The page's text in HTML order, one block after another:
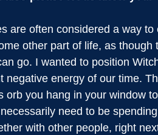
are often considered a way
other part of life, as
go. I wanted to position
negative energy of our time.
orb you hang in your window
need to be
with other people, right